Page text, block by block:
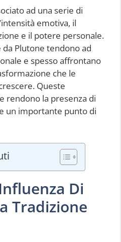
ad una serie di
emotiva, il
e il potere personale.
Plutone tendono ad
e spesso affrontano
che le
Queste
rendono la presenza di
un importante punto di
Di
Tradizione